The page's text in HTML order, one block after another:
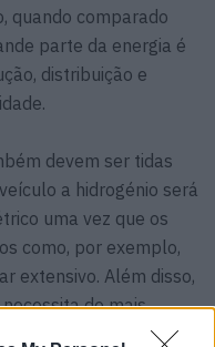
quando comparado
parte da energia é
distribuição e
devem ser tidas
a hidrogénio será
uma vez que os
como, por exemplo,
extensivo. Além disso,
de mais